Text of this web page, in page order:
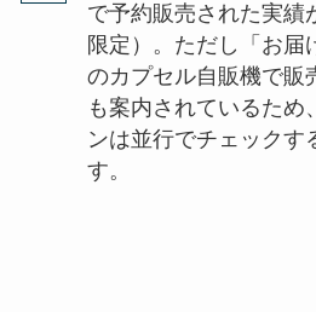
で予約販売された実績
限定）。ただし「お届
のカプセル自販機で販
も案内されているため
ンは並行でチェックす
す。